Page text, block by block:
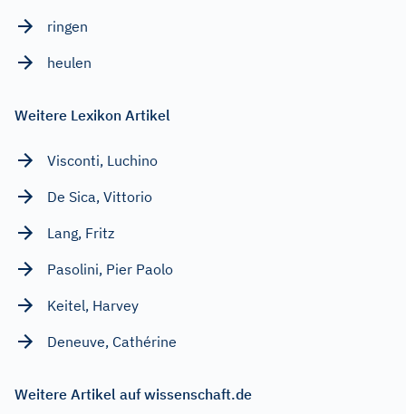
ringen
heulen
Weitere Lexikon Artikel
Visconti, Luchino
De Sica, Vittorio
Lang, Fritz
Pasolini, Pier Paolo
Keitel, Harvey
Deneuve, Cathérine
Weitere Artikel auf wissenschaft.de